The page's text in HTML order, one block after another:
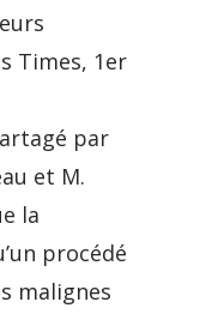
Times, 1er
par
et M.
la
procédé
malignes